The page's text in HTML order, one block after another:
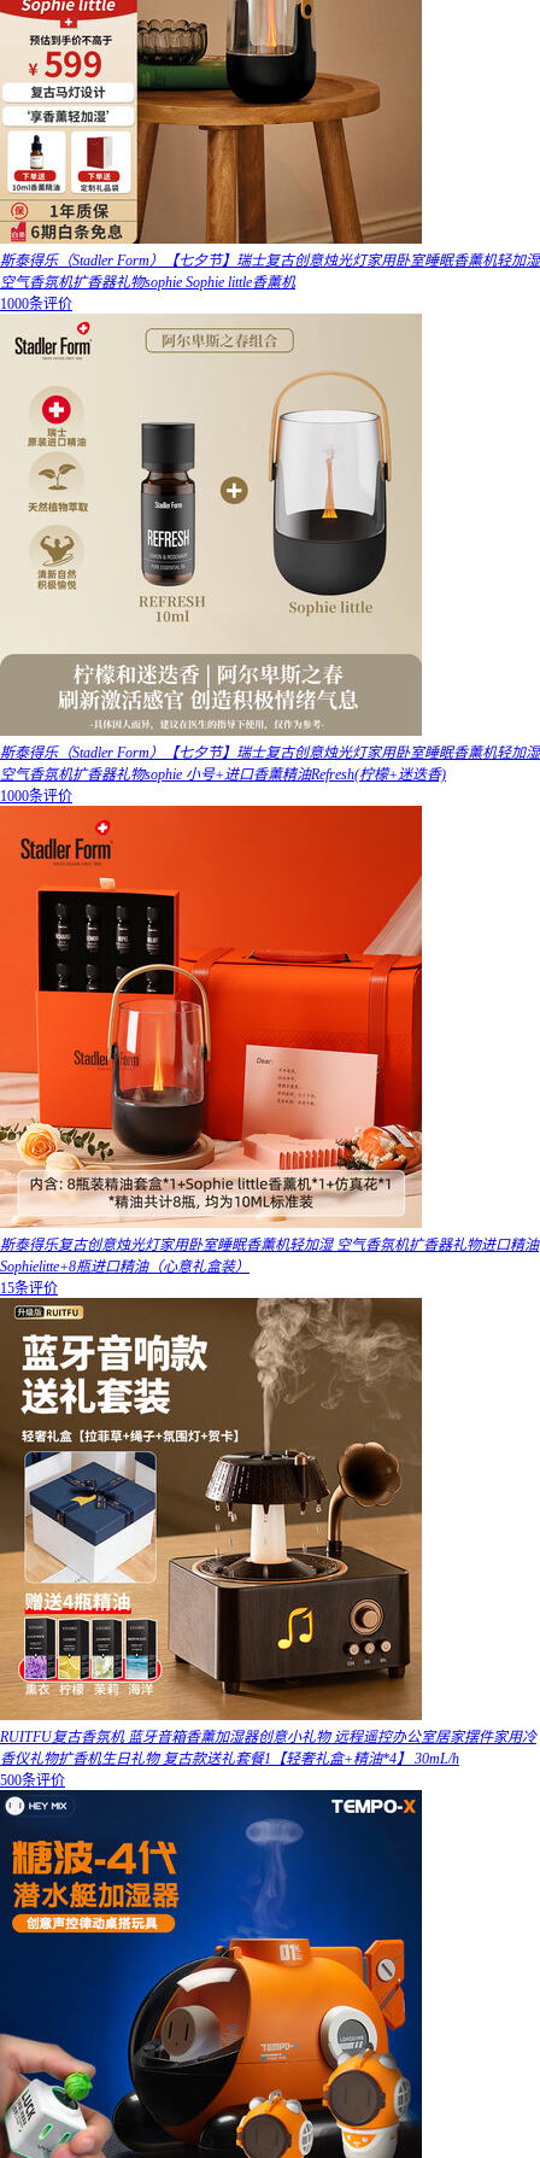
斯泰得乐（Stadler Form）【七夕节】瑞士复古创意烛光灯家用卧室睡眠香薰机轻加湿
空气香氛机扩香器礼物sophie Sophie little香薰机
1000条评价
斯泰得乐（Stadler Form）【七夕节】瑞士复古创意烛光灯家用卧室睡眠香薰机轻加湿
空气香氛机扩香器礼物sophie 小号+进口香薰精油Refresh(柠檬+迷迭香)
1000条评价
斯泰得乐复古创意烛光灯家用卧室睡眠香薰机轻加湿 空气香氛机扩香器礼物进口精油
Sophielitte+8瓶进口精油（心意礼盒装）
15条评价
RUITFU复古香氛机 蓝牙音箱香薰加湿器创意小礼物 远程遥控办公室居家摆件家用冷
香仪礼物扩香机生日礼物 复古款送礼套餐1【轻奢礼盒+精油*4】 30mL/h
500条评价